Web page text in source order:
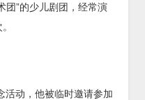
团”的少儿剧团，经常演
活动，他被临时邀请参加